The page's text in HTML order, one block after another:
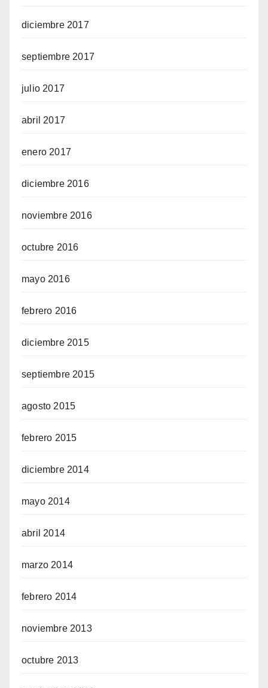
diciembre 2017
septiembre 2017
julio 2017
abril 2017
enero 2017
diciembre 2016
noviembre 2016
octubre 2016
mayo 2016
febrero 2016
diciembre 2015
septiembre 2015
agosto 2015
febrero 2015
diciembre 2014
mayo 2014
abril 2014
marzo 2014
febrero 2014
noviembre 2013
octubre 2013